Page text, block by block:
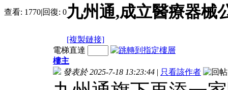
查看: 1770|回復: 0九州通,成立醫療器械
[複製鏈接]
電梯直達
樓主
發表於 2025-7-18 13:23:44 | 只看該作者